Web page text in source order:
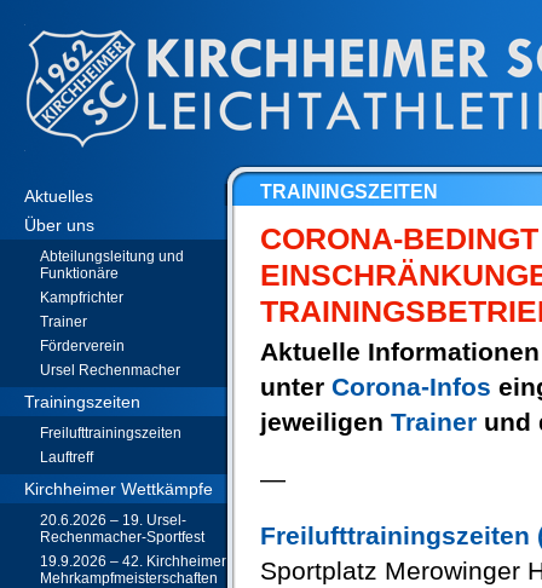
Aktuelles
Über uns
Abteilungsleitung und
Funktionäre
Kampfrichter
Trainer
Förderverein
Ursel Rechenmacher
Trainingszeiten
Freilufttrainingszeiten
Lauftreff
Kirchheimer Wettkämpfe
20.6.2026 – 19. Ursel-
Rechenmacher-Sportfest
19.9.2026 – 42. Kirchheimer
Mehrkampfmeisterschaften
TRAININGSZEITEN
CORONA-
Aktuelle
unter Corona-Infos
jeweiligen Trainer und
—
Freilufttrainingszeiten
Sportplatz Merowinger